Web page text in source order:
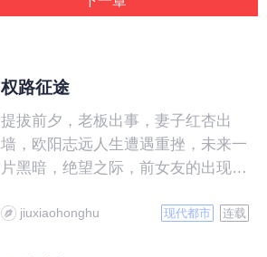
权路征途
提拔前夕，老板出事，妻子红杏出
墙，欧阳志远人生遭遇重挫，未来一
片黑暗，绝望之际，前女友的出现让
反弹……
jiuxiaohonghu 现代都市 连载